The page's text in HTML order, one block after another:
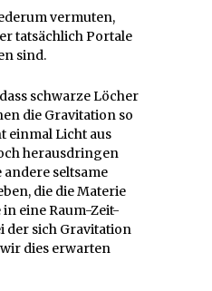
vermuten,
tatsächlich Portale
sind.
schwarze Löcher
die Gravitation so
einmal Licht aus
herausdringen
seltsame
die die Materie
eine Raum-Zeit-
der sich Gravitation
dies erwarten